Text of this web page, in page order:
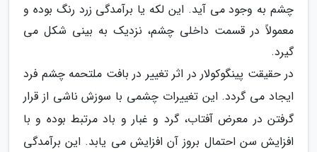
چشم به وجود می آید. این لکه یا برآمدگی زرد رنگ بوده و
معمولاً در قسمت داخلی چشم، نزدیک به بینی شکل می
گیرد.
در حقیقت پینگوکولار در اثر تغییر در بافت ملتحمه چشم فرد
ایجاد می گردد. این تغییرات چشمی با سوزش ناشی از قرار
گرفتن در معرض آفتاب، گرد و غبار و باد مرتبط بوده و با
افزایش سن احتمال بروز آن افزایش می یابد. این برآمدگی